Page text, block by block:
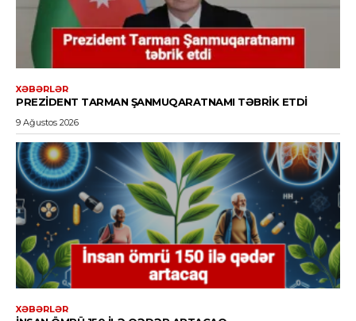
XƏBƏRLƏR
PREZIDENT TARMAN ŞANMUQARATNAMI TƏBRIK ETDI
9 Ağustos 2026
XƏBƏRLƏR